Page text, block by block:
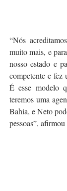
“Nós
muito mais, e
nosso estado e
competente e fez
É esse modelo
teremos uma
Bahia, e Neto
pessoas”,